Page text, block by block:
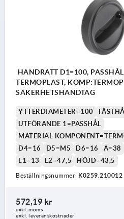
HANDRATT D1=100,
TERMOPLAST,
SÄKERHETSHANDTAG
YTTERDIAMETER=100
UTFÖRANDE 1=PASSHÅL
MATERIAL
D4=16
D5=M5 D6=16 A=38
L1=13
L2=47,5 HÖJD=43,5
Beställningsnummer: K0259.210012
572,19 kr
exkl. moms
exkl. leveranskostnader